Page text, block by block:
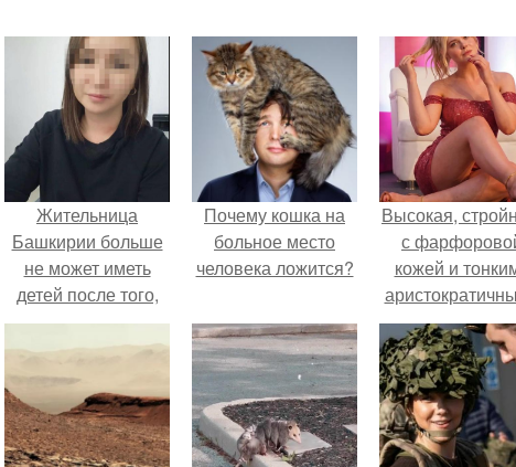
Жительница
Башкирии больше
не может иметь
детей после того,
как медики сделали
ей аборт на шестом
месяце
беременности и
оставили в матке
плаценту.
Почему кошка на
больное место
человека ложится?
Высокая,
с
кожей и
чертами, эль
выглядит так,
сошла с
художника.